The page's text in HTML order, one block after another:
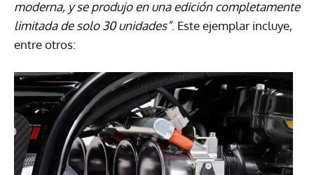
moderna, y se produjo en una edición completamente
limitada de solo 30 unidades”. Este ejemplar incluye,
entre otros: